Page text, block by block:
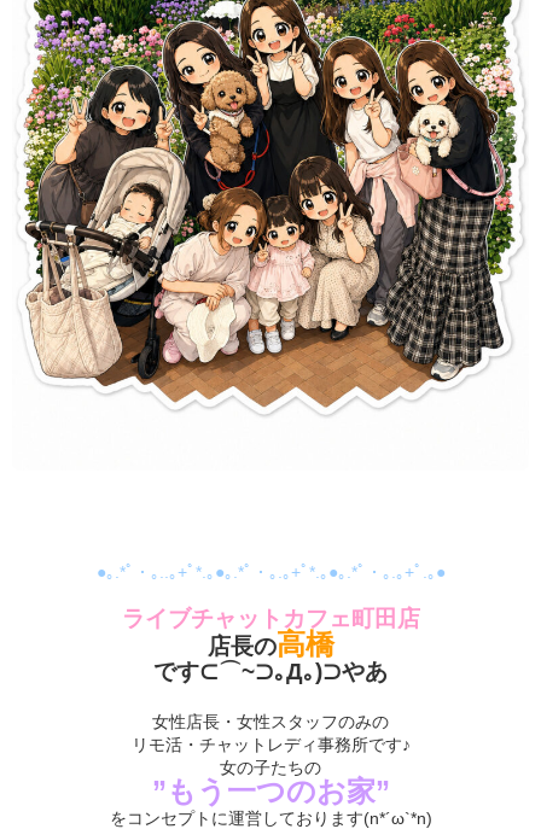
●｡.*ﾟ・｡..｡+ﾟ*.｡●｡.*ﾟ・｡.｡+ﾟ*.｡●｡.*ﾟ・｡.｡+ﾟ.｡●
ライブチャットカフェ町田店
店長の高橋
です⊂⌒~⊃｡Д｡)⊃やあ
女性店長・女性スタッフのみの
リモ活・チャットレディ事務所です♪
女の子たちの
”もう一つのお家”
をコンセプトに運営しております(n*´ω`*n)